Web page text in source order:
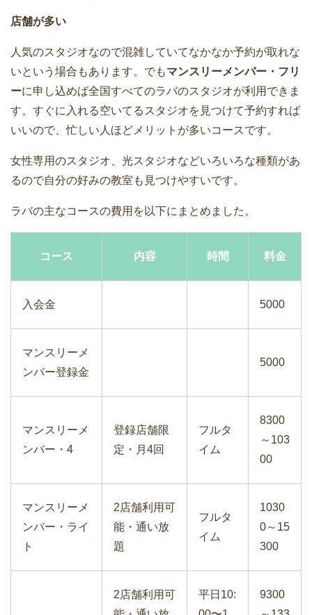
店舗が多い
人気のスタジオなので混雑していてなかなか予約が取れな
いという場合もあります。でもマンスリーメンバー・フリ
ーに申し込めば全国すべてのラバのスタジオが利用できま
す。すぐに入れる空いてるスタジオを見つけて予約すれば
いいので、忙しい人ほどメリットが多いコースです。
女性専用のスタジオ、光スタジオなどいろいろな種類があ
るので自分の好みの教室も見つけやすいです。
ラバの主なコースの費用を以下にまとめました。
コース 内容 時間 料金
入会金 5000
マンスリーメ
ンバー登録金
5000
マンスリーメ
ンバー・4
登録店舗限
定・月4回
フルタ
イム
8300
～103
00
マンスリーメ
ンバー・ライ
ト
2店舗利用可
能・通い放
題
フルタ
イム
1030
0～15
300
2店舗利用可
平日10:
9300